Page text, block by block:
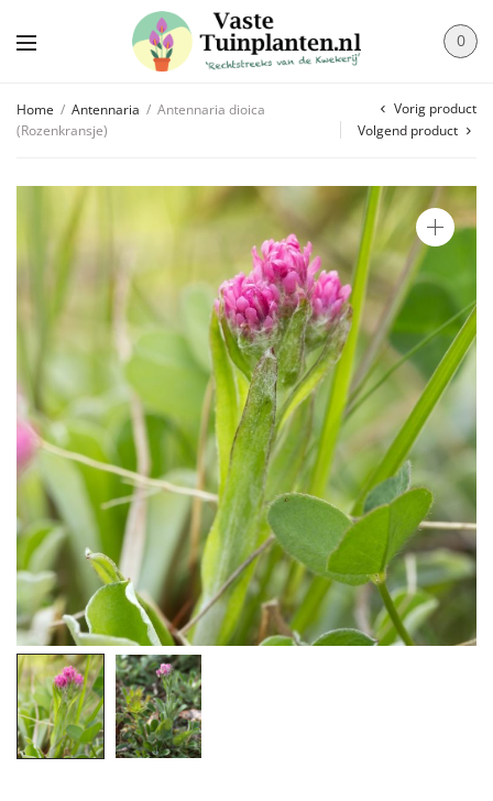
0
Home / Antennaria / Antennaria dioica
(Rozenkransje)
Vorig product
Volgend product